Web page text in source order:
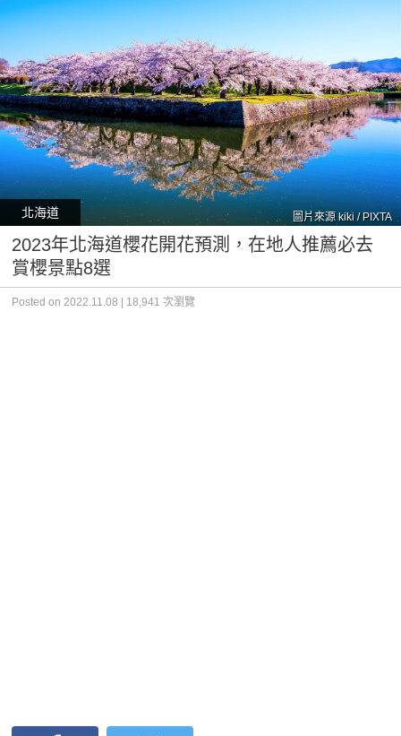
圖片來源 kiki / PIXTA
北海道
2023年北海道櫻花開花預測，在地人推薦必去
賞櫻景點8選
Posted on 2022.11.08 | 18,941 次瀏覽